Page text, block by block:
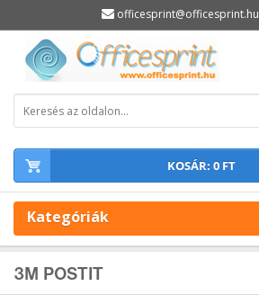
officesprint@officesprint.hu
KOSÁR: 0 FT
Kategóriák
3M POSTIT